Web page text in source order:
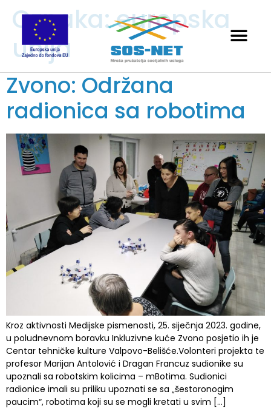
Oznaka:europska
unija
Zvono: Održana
radionica sa robotima
Kroz aktivnosti Medijske pismenosti, 25. siječnja 2023. godine,
u poludnevnom boravku Inkluzivne kuće Zvono posjetio ih je
Centar tehničke kulture Valpovo-Belišće.Volonteri projekta te
profesor Marijan Antolović i Dragan Francuz sudionike su
upoznali sa robotskim kolicima – mBotima. Sudionici
radionice imali su priliku upoznati se sa „šestoronogim
paucim“, robotima koji su se mogli kretati u svim […]